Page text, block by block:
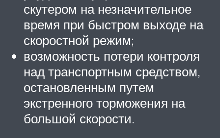
скутером на незначительное
время при быстром выходе на
скоростной режим;
возможность потери контроля
над транспортным средством,
остановленным путем
экстренного торможения на
большой скорости.